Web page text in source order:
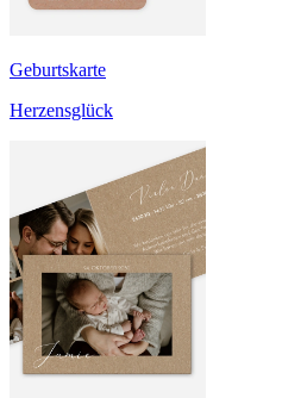
Geburtskarte
Herzensglück